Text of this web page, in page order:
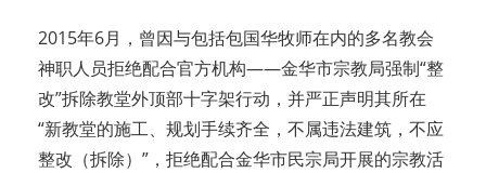
2015年6月，曾因与包括包国华牧师在内的多名教会
神职人员拒绝配合官方机构——金华市宗教局强制“整
改”拆除教堂外顶部十字架行动，并严正声明其所在
“新教堂的施工、规划手续齐全，不属违法建筑，不应
整改（拆除）”，拒绝配合金华市民宗局开展的宗教活